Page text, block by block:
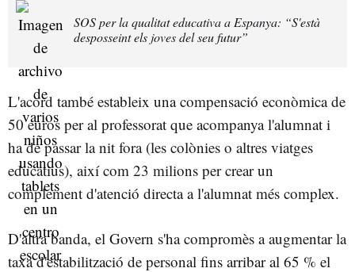
SOS per la qualitat educativa a Espanya: “S'està
desposseint els joves del seu futur”
L'acord també estableix una compensació econòmica de
50 euros per al professorat que acompanya l'alumnat i
ha de passar la nit fora (les colònies o altres viatges
educatius), així com 23 milions per crear un
complement d'atenció directa a l'alumnat més complex.
D'altra banda, el Govern s'ha compromès a augmentar la
taxa d'estabilització de personal fins arribar al 65 % el